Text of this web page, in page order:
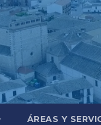
ÁREAS Y